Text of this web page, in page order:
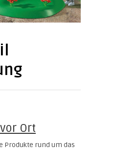
Ort
Produkte rund um das